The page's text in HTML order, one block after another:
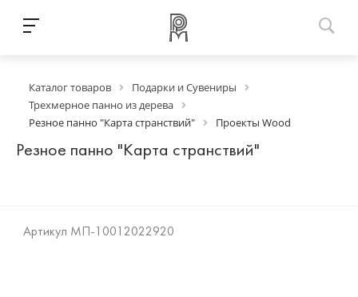
Каталог товаров
Подарки и Сувениры
Трехмерное панно из дерева
Резное панно "Карта странствий"
Проекты Wood
Резное панно "Карта странствий"
Артикул МП-10012022920